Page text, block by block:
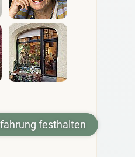
festhalten